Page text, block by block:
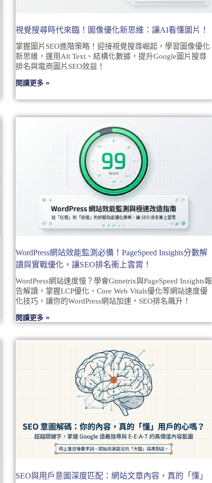
視覺搜尋時代來臨！圖像優化新思維：讓AI看懂圖片！
掌握圖片SEO進階策略！迎接視覺搜尋崛起，學習圖像優化
新思維，運用Alt Text、結構化數據，提升Google圖片搜尋
排名與電商圖片SEO效益！
閱讀更多 »
WordPress網站效能監測必備！PageSpeed Insights分數解
讀與實戰優化，讓SEO排名衝上雲霄！
WordPress網站速度慢？學會Gtmetrix與PageSpeed Insights報
告解讀，掌握LCP優化、Core Web Vitals優化等網站速度優
化技巧，讓你的WordPress網站加速，SEO排名飆升！
閱讀更多 »
SEO與用戶意圖深度匹配：網站文章內容，真的「懂」